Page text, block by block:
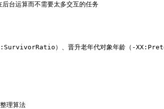
运算而不需要太多交互的任务
）、晋升老年代对象年龄（-
理算法